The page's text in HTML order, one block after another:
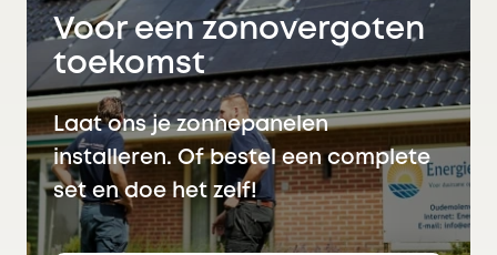
Voor een zonovergoten
toekomst
Laat ons je zonnepanelen
installeren. Of bestel een complete
set en doe het zelf!